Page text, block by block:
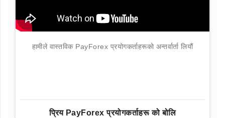
हामीले वास्तविक PayForex प्रयोगकर्ताहरूको अन्तर्वार्ता लियौं
प्रिय PayForex प्रयोगकर्ताहरू को बोलि